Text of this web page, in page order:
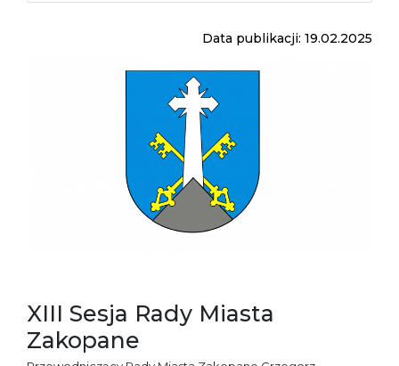
Data publikacji: 19.02.2025
XIII Sesja Rady Miasta
Zakopane